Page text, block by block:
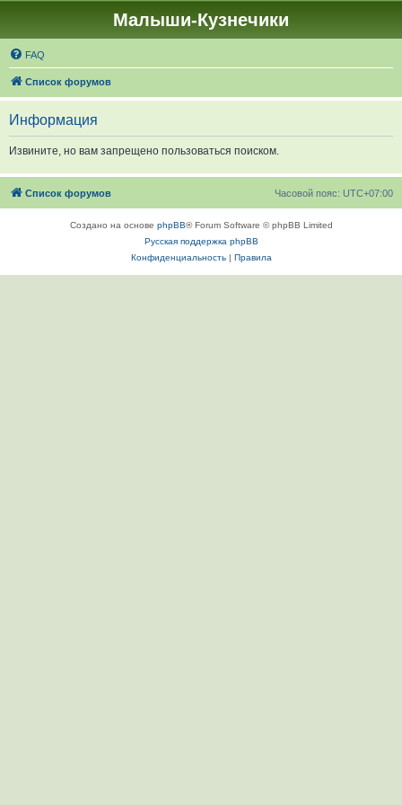
Малыши-Кузнечики
FAQ
Список форумов
Информация
Извините, но вам запрещено пользоваться поиском.
Список форумов Часовой пояс: UTC+07:00
Создано на основе phpBB® Forum Software © phpBB Limited
Русская поддержка phpBB
Конфиденциальность| Правила